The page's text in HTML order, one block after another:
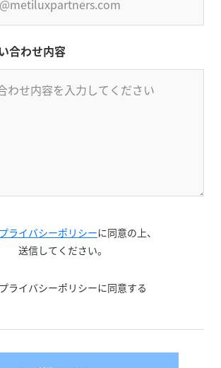
合わせ内容
プライバシーポリシーに同意の上、
送信してください。
プライバシーポリシーに同意する